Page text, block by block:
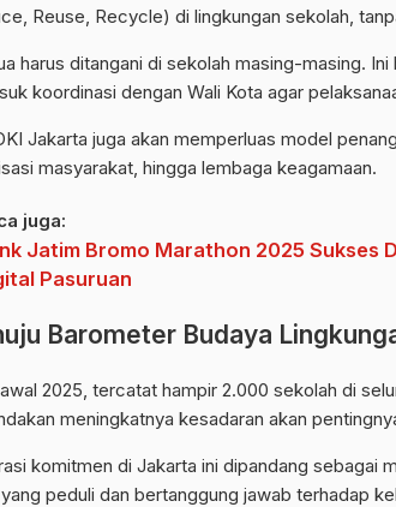
Reuse, Recycle) di lingkungan sekolah,
harus ditangani di sekolah masing-masing.
koordinasi dengan Wali Kota agar
Jakarta juga akan memperluas model
masyarakat, hingga lembaga keagamaan.
juga:
Jatim Bromo Marathon 2025 Sukses
Pasuruan
Barometer Budaya
2025, tercatat hampir 2.000 sekolah di
meningkatnya kesadaran akan
komitmen di Jakarta ini dipandang sebagai
peduli dan bertanggung jawab terhadap